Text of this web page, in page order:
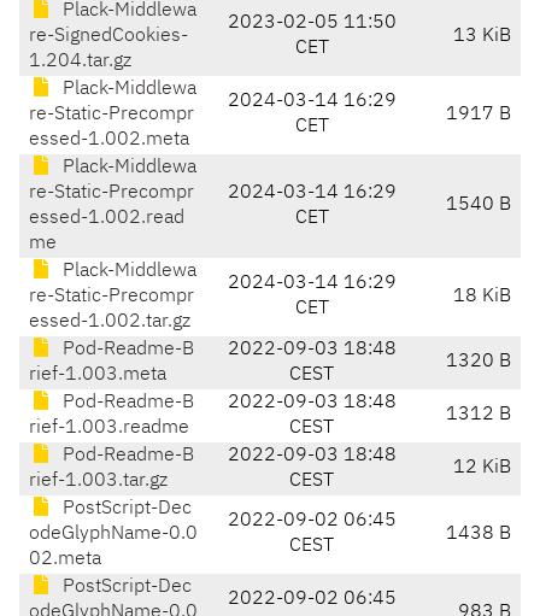
Plack-Middlewa
re-SignedCookies-
1.204.tar.gz
2023-02-05 11:50
CET
13 KiB
Plack-Middlewa
re-Static-Precompr
essed-1.002.meta
2024-03-14 16:29
CET
1917 B
Plack-Middlewa
re-Static-Precompr
essed-1.002.read
me
2024-03-14 16:29
CET
1540 B
Plack-Middlewa
re-Static-Precompr
essed-1.002.tar.gz
2024-03-14 16:29
CET
18 KiB
Pod-Readme-B
rief-1.003.meta
2022-09-03 18:48
CEST
1320 B
Pod-Readme-B
rief-1.003.readme
2022-09-03 18:48
CEST
1312 B
Pod-Readme-B
rief-1.003.tar.gz
2022-09-03 18:48
CEST
12 KiB
PostScript-Dec
odeGlyphName-0.0
02.meta
2022-09-02 06:45
CEST
1438 B
PostScript-Dec
2022-09-02 06:45